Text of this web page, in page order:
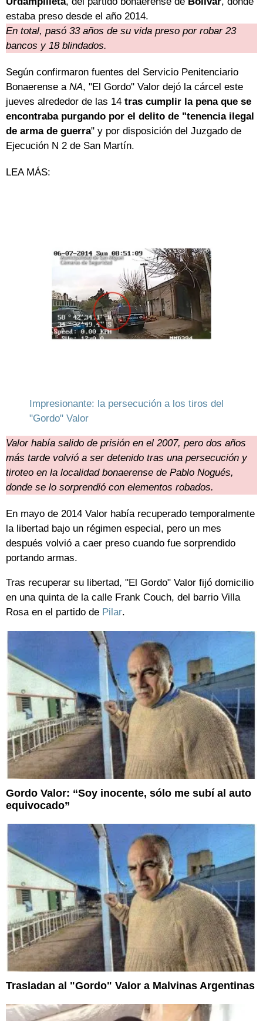
estaba preso desde el año 2014.
En total, pasó 33 años de su vida preso por robar 23
bancos y 18 blindados.
Según confirmaron fuentes del Servicio Penitenciario
Bonaerense a NA, "El Gordo" Valor dejó la cárcel este
jueves alrededor de las 14 tras cumplir la pena que se
encontraba purgando por el delito de "tenencia ilegal
de arma de guerra" y por disposición del Juzgado de
Ejecución N 2 de San Martín.
LEA MÁS:
Impresionante: la persecución a los tiros del
"Gordo" Valor
Valor había salido de prisión en el 2007, pero dos años
más tarde volvió a ser detenido tras una persecución y
tiroteo en la localidad bonaerense de Pablo Nogués,
donde se lo sorprendió con elementos robados.
En mayo de 2014 Valor había recuperado temporalmente
la libertad bajo un régimen especial, pero un mes
después volvió a caer preso cuando fue sorprendido
portando armas.
Tras recuperar su libertad, "El Gordo" Valor fijó domicilio
en una quinta de la calle Frank Couch, del barrio Villa
Rosa en el partido de Pilar.
Gordo Valor: “Soy inocente, sólo me subí al auto
equivocado”
Trasladan al "Gordo" Valor a Malvinas Argentinas